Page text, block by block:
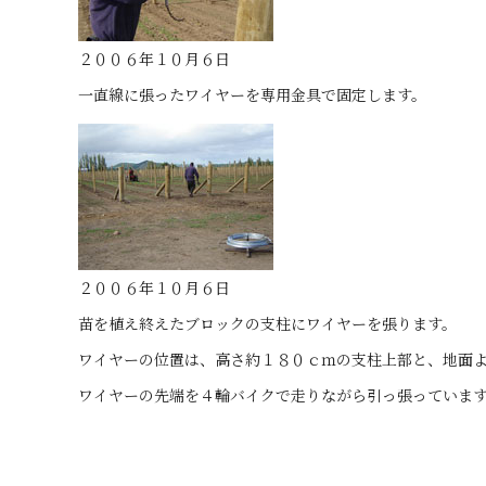
２００６年１０月６日
一直線に張ったワイヤーを専用金具で固定します。
２００６年１０月６日
苗を植え終えたブロックの支柱にワイヤーを張ります。
ワイヤーの位置は、高さ約１８０ｃｍの支柱上部と、地面
ワイヤーの先端を４輪バイクで走りながら引っ張っています